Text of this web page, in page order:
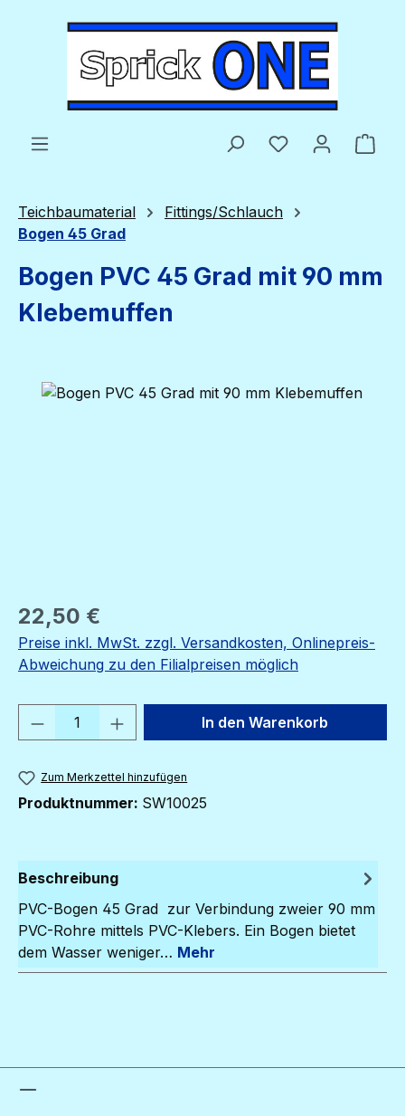
Zum Hauptinhalt springen
Du hast 0
Teichbaumaterial
Fittings/Schlauch
Bogen 45 Grad
Bogen PVC 45 Grad mit 90 mm
Klebemuffen
Bildergalerie überspringen
Regulärer Preis:
22,50 €
Preise inkl. MwSt. zzgl. Versandkosten, Onlinepreis-
Abweichung zu den Filialpreisen möglich
Produkt Anzahl: Gib denIn den Warenkorb
Zum Merkzettel hinzufügen
Produktnummer: SW10025
Beschreibung
PVC-Bogen 45 Grad zur Verbindung zweier 90 mm
PVC-Rohre mittels PVC-Klebers. Ein Bogen bietet
dem Wasser weniger… Mehr